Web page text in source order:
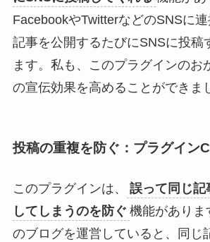
FacebookやTwitterなどのSNSに連
記事を公開するたびにSNSに投稿
ます。私も、このプラグインのお
の宣伝効果を高めることができま
投稿の重複を防ぐ：プラグインC
このプラグインは、
誤って同じ記
してしまうのを防ぐ 機能がありま
のブログを運営していると、同じ